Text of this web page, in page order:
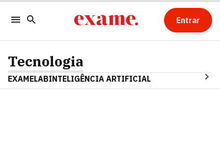
Entrar
Tecnologia
EXAMELABINTELIGÊNCIA ARTIFICIAL